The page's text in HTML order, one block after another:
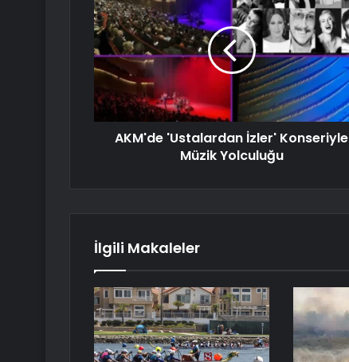
AKM'de 'Ustalardan İzler' Konseriyle
Müzik Yolculuğu
İlgili Makaleler